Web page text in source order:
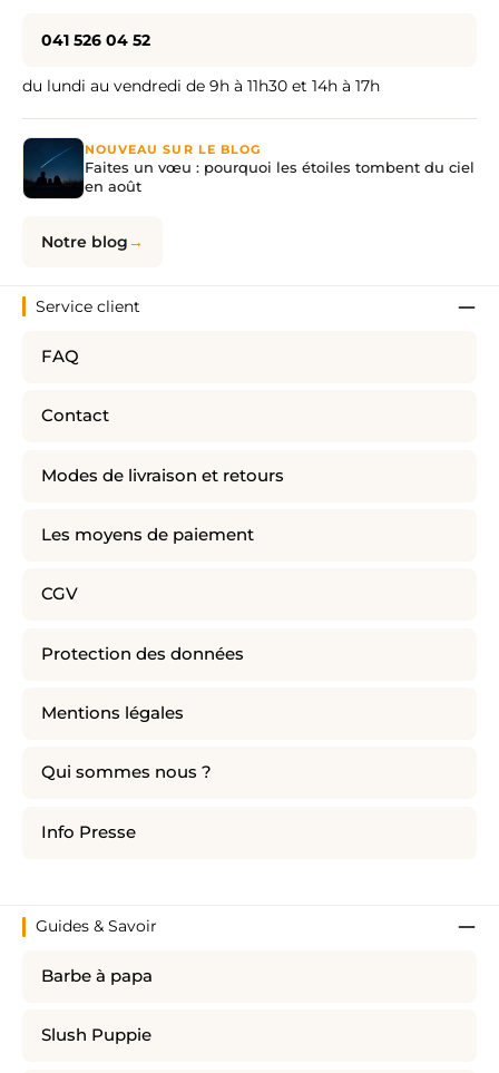
041 526 04 52
du lundi au vendredi de 9h à 11h30 et 14h à 17h
NOUVEAU SUR LE BLOG
Faites un vœu : pourquoi les étoiles tombent du ciel
en août
Notre blog
Service client
FAQ
Contact
Modes de livraison et retours
Les moyens de paiement
CGV
Protection des données
Mentions légales
Qui sommes nous ?
Info Presse
Guides & Savoir
Barbe à papa
Slush Puppie